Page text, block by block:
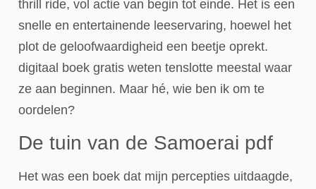
thrill ride, vol actie van begin tot einde. Het is een
snelle en entertainende leeservaring, hoewel het
plot de geloofwaardigheid een beetje oprekt.
digitaal boek gratis weten tenslotte meestal waar
ze aan beginnen. Maar hé, wie ben ik om te
oordelen?
De tuin van de Samoerai pdf
Het was een boek dat mijn percepties uitdaagde,